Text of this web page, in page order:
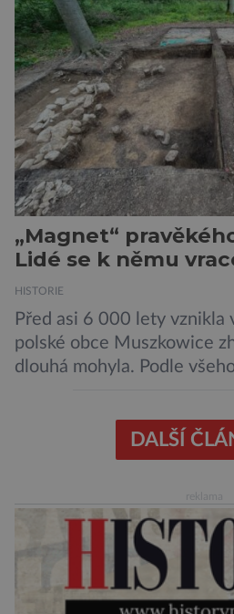
internováni, v něm
čekal transport do […]
„Magnet“
Lidé se k němu
HISTORIE
Před asi 6 000 lety vznikla
polské obce Muszkowice
dlouhá mohyla. Podle
mohyl, které se nacházejí v
archeologických pracích
DALŠÍ